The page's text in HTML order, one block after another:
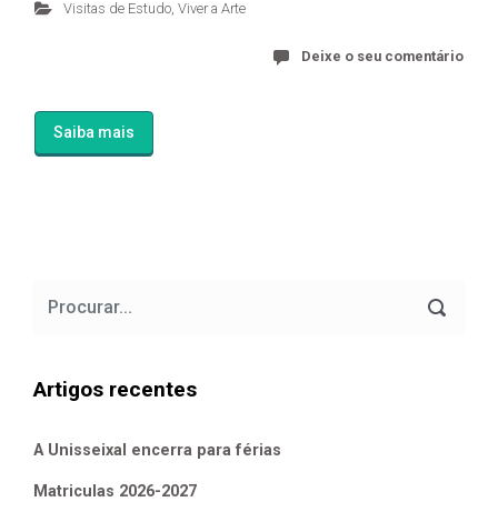
Visitas de Estudo, Viver a Arte
Deixe o seu comentário
Saiba mais
Artigos recentes
A Unisseixal encerra para férias
Matriculas 2026-2027